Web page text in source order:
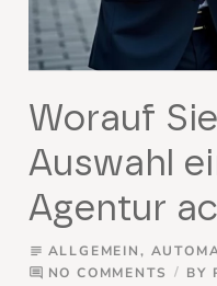
Worauf
Auswahl
Agentur
subject ALLGEMEIN,
comment NO COMMENTS BY